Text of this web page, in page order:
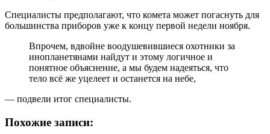
Специалисты предполагают, что комета может погаснуть для
большинства приборов уже к концу первой недели ноября.
Впрочем, вдвойне воодушевившиеся охотники за
инопланетянами найдут и этому логичное и
понятное объяснение, а мы будем надеяться, что
тело всё же уцелеет и останется на небе,
— подвели итог специалисты.
Похожие записи: